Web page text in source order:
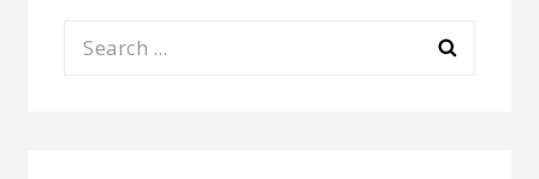
Search